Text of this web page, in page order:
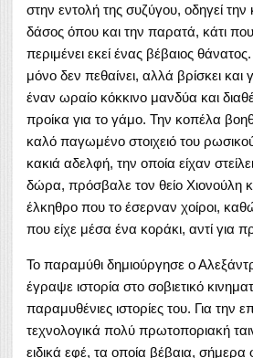
στην εντολή της συζύγου, οδηγεί
δάσος όπου και την παρατά, κάτι που
περιμένει εκεί ένας βέβαιος θάνατος.
μόνο δεν πεθαίνει, αλλά βρίσκει
έναν ωραίο κόκκινο μανδύα και
προίκα για το γάμο. Την κοπέλα
καλό παγωμένο στοιχειό του
κακιά αδελφή, την οποία είχαν
δώρα, πρόσβαλε τον θείο Χιονούλη
έλκηθρο που το έσερναν χοίροι,
που είχε μέσα ένα κοράκι, αντί για
Το παραμύθι δημιούργησε ο
έγραψε ιστορία στο σοβιετικό
παραμυθένιες ιστορίες του. Για την
τεχνολογικά πολύ πρωτοποριακή
ειδικά εφέ, τα οποία βέβαια,